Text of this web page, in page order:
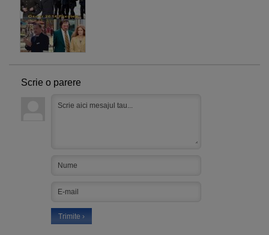
Scrie o parere